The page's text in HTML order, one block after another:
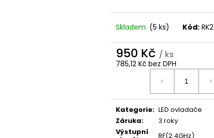
Skladem (5 ks) Kód: RK2
950 Kč / ks
785,12 Kč bez DPH
Kategorie: LED ovladače
Záruka:
3 roky
Výstupní
RF(2.4GHz)